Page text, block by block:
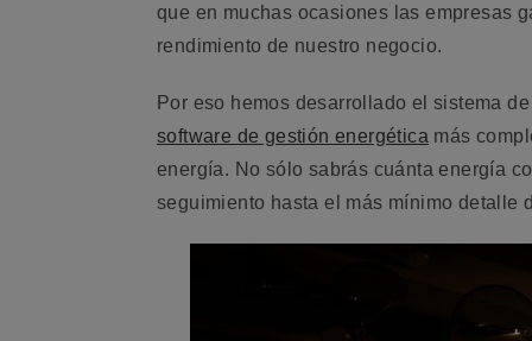
que en muchas ocasiones las empresas
rendimiento de nuestro negocio.
Por eso hemos desarrollado el sistema
software de gestión energética más
energía. No sólo sabrás cuánta energía
seguimiento hasta el más mínimo detalle